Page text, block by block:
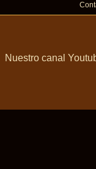
Nuestro canal